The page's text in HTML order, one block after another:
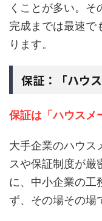
くことが多い。そ
完成までは最速で
ります。
保証：「ハウ
保証は「ハウスメ
大手企業のハウス
スや保証制度が厳
に、中小企業の工
ず、その場その場